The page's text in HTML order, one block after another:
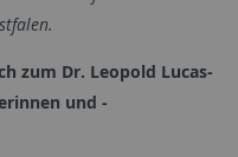
zum Dr. Leopold Lucas-
und -